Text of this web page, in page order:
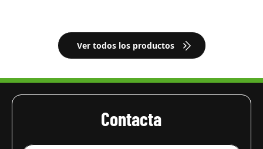
Ver todos los productos
Contacta